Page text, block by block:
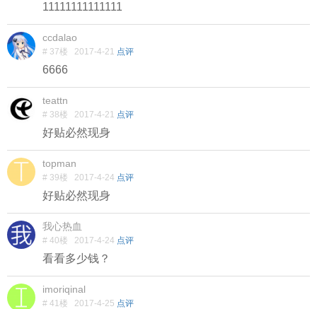
11111111111111
ccdalao
# 37楼 2017-4-21 点评
6666
teattn
# 38楼 2017-4-21 点评
好贴必然现身
topman
# 39楼 2017-4-24 点评
好贴必然现身
我心热血
# 40楼 2017-4-24 点评
看看多少钱？
imoriqinal
# 41楼 2017-4-25 点评